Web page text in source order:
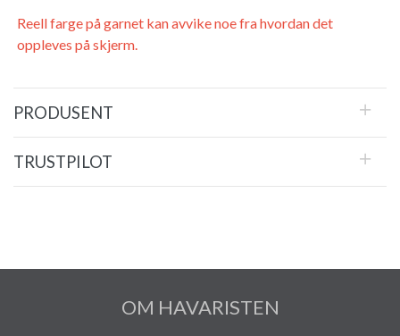
Reell farge på garnet kan avvike noe fra hvordan det
oppleves på skjerm.
PRODUSENT
TRUSTPILOT
OM HAVARISTEN